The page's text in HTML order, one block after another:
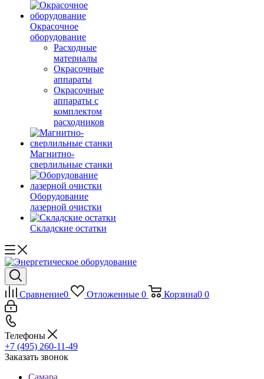
Окрасочное
оборудование
Расходные
материалы
Окрасочные
аппараты
Окрасочные
аппараты с
комплектом
расходников
Магнитно-
сверлильные станки
Оборудование
лазерной очистки
Складские остатки
Сравнение0 Отложенные 0 Корзина0 0
Телефоны
+7 (495) 260-11-49
Заказать звонок
Самара